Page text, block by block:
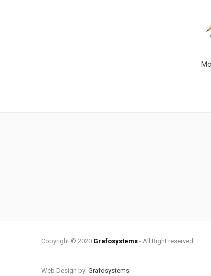
Copyright © 2020 Grafosystems- All Right reserved!
Web Design by: Grafosystems